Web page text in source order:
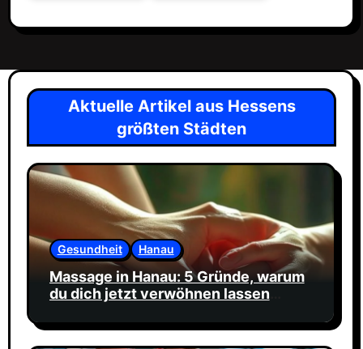
Aktuelle Artikel aus Hessens
größten Städten
Gesundheit Hanau
Massage in Hanau: 5 Gründe, warum
du dich jetzt verwöhnen lassen